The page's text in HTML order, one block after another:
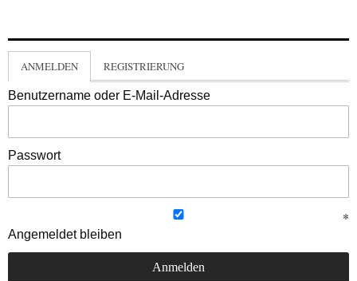
ANMELDEN REGISTRIERUNG
Benutzername oder E-Mail-Adresse
Passwort
Angemeldet bleiben